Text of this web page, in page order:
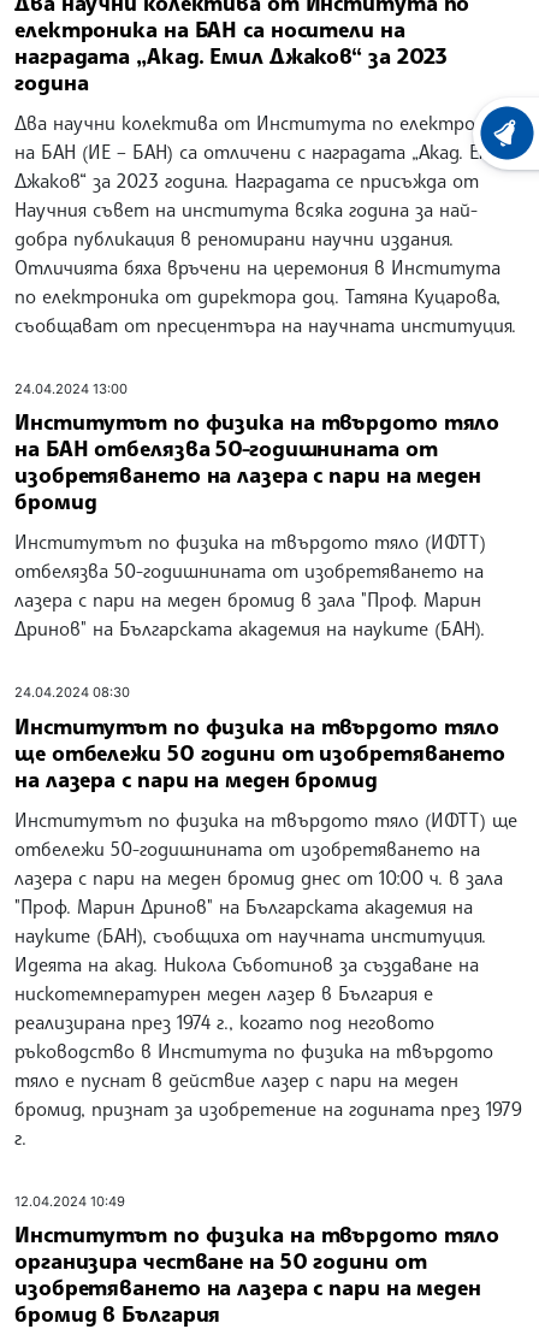
електроника на БАН са носители на
наградата „Акад. Емил Джаков“ за 2023
година
Два научни колектива от Института по електроника
на БАН (ИЕ – БАН) са отличени с наградата „Акад. Емил
Джаков“ за 2023 година. Наградата се присъжда от
Научния съвет на института всяка година за най-
добра публикация в реномирани научни издания.
Отличията бяха връчени на церемония в Института
по електроника от директора доц. Татяна Куцарова,
съобщават от пресцентъра на научната институция.
24.04.2024 13:00
Институтът по физика на твърдото тяло
на БАН отбелязва 50-годишнината от
изобретяването на лазера с пари на меден
бромид
Институтът по физика на твърдото тяло (ИФТТ)
отбелязва 50-годишнината от изобретяването на
лазера с пари на меден бромид в зала "Проф. Марин
Дринов" на Българската академия на науките (БАН).
24.04.2024 08:30
Институтът по физика на твърдото тяло
ще отбележи 50 години от изобретяването
на лазера с пари на меден бромид
Институтът по физика на твърдото тяло (ИФТТ) ще
отбележи 50-годишнината от изобретяването на
лазера с пари на меден бромид днес от 10:00 ч. в зала
"Проф. Марин Дринов" на Българската академия на
науките (БАН), съобщиха от научната институция.
Идеята на акад. Никола Съботинов за създаване на
нискотемпературен меден лазер в България е
реализирана през 1974 г., когато под неговото
ръководство в Института по физика на твърдото
тяло е пуснат в действие лазер с пари на меден
бромид, признат за изобретение на годината през 1979
г.
12.04.2024 10:49
Институтът по физика на твърдото тяло
организира честване на 50 години от
изобретяването на лазера с пари на меден
бромид в България